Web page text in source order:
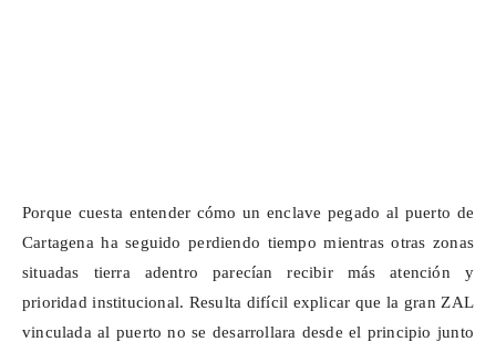
Porque cuesta entender cómo un enclave pegado al puerto de
Cartagena ha seguido perdiendo tiempo mientras otras zonas
situadas tierra adentro parecían recibir más atención y
prioridad institucional. Resulta difícil explicar que la gran ZAL
vinculada al puerto no se desarrollara desde el principio junto